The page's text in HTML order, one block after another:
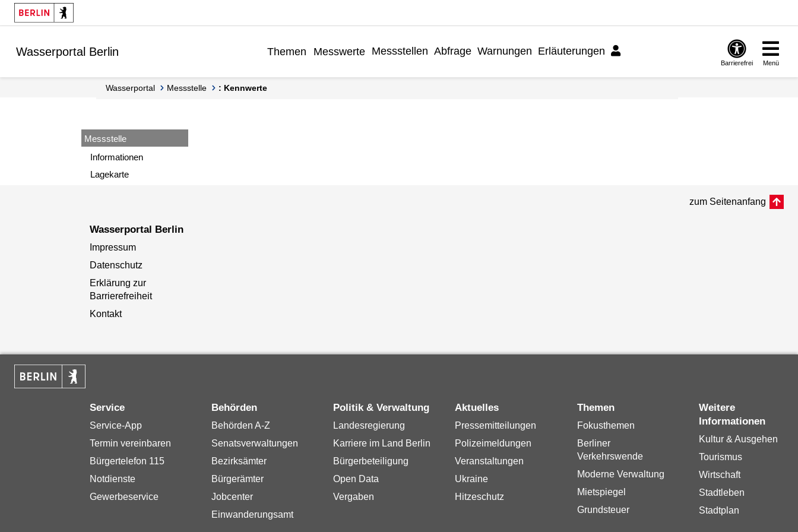
Springe zur Navigation
Springe zum Inhalt
Wasserportal Berlin Themen Messwerte Messstellen Abfrage Warnungen Erläuterungen
Barrierefrei Menü
Wasserportal Messstelle : Kennwerte
Messstelle
Informationen
Lagekarte
zum Seitenanfang
Wasserportal Berlin
Impressum
Datenschutz
Erklärung zur
Barrierefreiheit
Kontakt
Service
Service-App
Termin vereinbaren
Bürgertelefon 115
Notdienste
Gewerbeservice
Behörden
Behörden A-Z
Senatsverwaltungen
Bezirksämter
Bürgerämter
Jobcenter
Einwanderungsamt
Politik & Verwaltung
Landesregierung
Karriere im Land Berlin
Bürgerbeteiligung
Open Data
Vergaben
Aktuelles
Pressemitteilungen
Polizeimeldungen
Veranstaltungen
Ukraine
Hitzeschutz
Themen
Fokusthemen
Berliner
Verkehrswende
Moderne Verwaltung
Mietspiegel
Grundsteuer
Weitere
Informationen
Kultur & Ausgehen
Tourismus
Wirtschaft
Stadtleben
Stadtplan